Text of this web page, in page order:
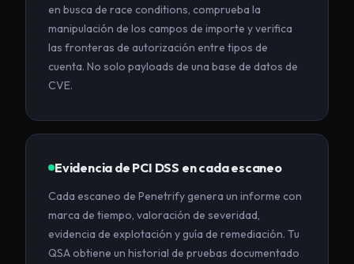
en busca de race conditions, comprueba la
manipulación de los campos de importe y verifica
las fronteras de autorización entre tipos de
cuenta. No solo payloads de una base de datos de
CVE.
Evidencia de PCI DSS en cada escaneo
Cada escaneo de Penetrify genera un informe con
marca de tiempo, valoración de severidad,
evidencia de explotación y guía de remediación. Tu
QSA obtiene un historial de pruebas documentado